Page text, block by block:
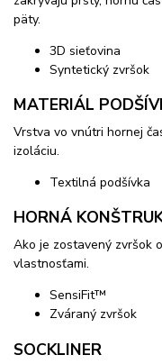
päty.
3D sieťovina
Syntetický zvršok
MATERIÁL
Vrstva vo vnútri hornej
izoláciu.
Textilná podšívka
HORNÁ
Ako je zostavený zvršok
vlastnosťami.
SensiFit™
Zváraný zvršok
SOCKLINER